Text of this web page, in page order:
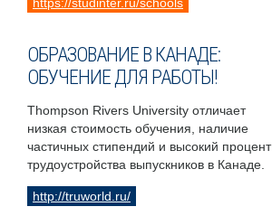
https://studinter.ru/schools
ОБРАЗОВАНИЕ В КАНАДЕ:
ОБУЧЕНИЕ ДЛЯ РАБОТЫ!
Thompson Rivers University отличает
низкая стоимость обучения, наличие
частичных стипендий и высокий процент
трудоустройства выпускников в Канаде.
http://truworld.ru/